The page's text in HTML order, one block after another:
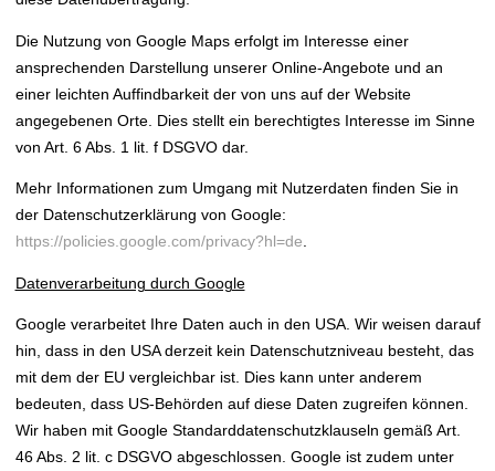
Die Nutzung von Google Maps erfolgt im Interesse einer
ansprechenden Darstellung unserer Online-Angebote und an
einer leichten Auffindbarkeit der von uns auf der Website
angegebenen Orte. Dies stellt ein berechtigtes Interesse im Sinne
von Art. 6 Abs. 1 lit. f DSGVO dar.
Mehr Informationen zum Umgang mit Nutzerdaten finden Sie in
der Datenschutzerklärung von Google:
https://policies.google.com/privacy?hl=de.
Datenverarbeitung durch Google
Google verarbeitet Ihre Daten auch in den USA. Wir weisen darauf
hin, dass in den USA derzeit kein Datenschutzniveau besteht, das
mit dem der EU vergleichbar ist. Dies kann unter anderem
bedeuten, dass US-Behörden auf diese Daten zugreifen können.
Wir haben mit Google Standarddatenschutzklauseln gemäß Art.
46 Abs. 2 lit. c DSGVO abgeschlossen. Google ist zudem unter